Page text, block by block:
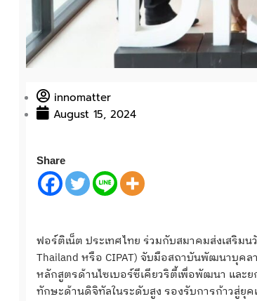
innomatter
August 15, 2024
Share
ฟอร์ติเน็ต ประเทศไทย ร่วมกับสมาคมส่งเสริมน
Thailand หรือ CIPAT) จับมือสถาบันพัฒนาบุค
หลักสูตรด้านไซเบอร์ซีเคียวริตี้เพื่อพัฒนา และ
ทักษะด้านดิจิทัลในระดับสูง รองรับการก้าวสู่ยุ